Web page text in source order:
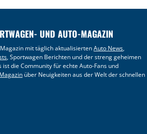
UND AUTO-MAGAZIN
mit täglich aktualisiertenAuto News,
, Sportwagen Berichten und der streng geheimen
ist die Community für echte Auto-Fans und
über Neuigkeiten aus der Welt der schnellen